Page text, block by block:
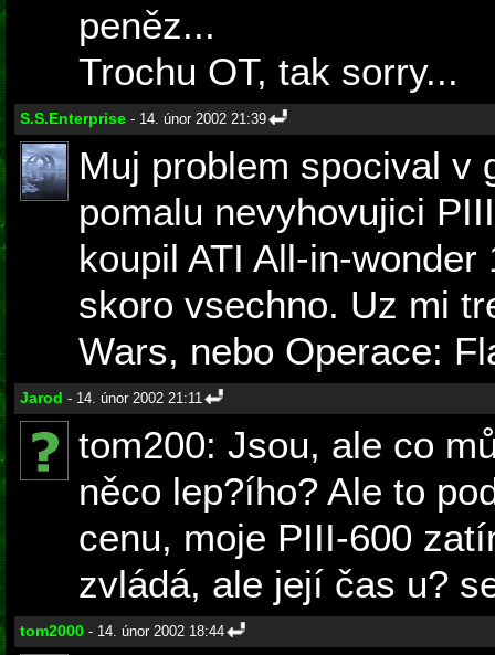
peněz...
Trochu OT, tak sorry...
S.S.Enterprise - 14. únor 2002 21:39
Muj problem spocival v
pomalu nevyhovujici
koupil ATI All-in-
skoro vsechno. Uz mi
Wars, nebo Operace:
Jarod - 14. únor 2002 21:11
tom200: Jsou, ale co
něco lep?ího? Ale to
cenu, moje PIII-600
zvládá, ale její čas u?
tom2000 - 14. únor 2002 18:44